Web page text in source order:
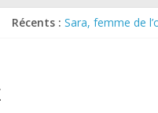
Récents : Sara, femme de